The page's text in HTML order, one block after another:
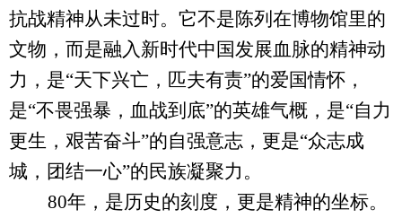
抗战精神从未过时。它不是陈列在博物馆里的
文物，而是融入新时代中国发展血脉的精神动
力，是“天下兴亡，匹夫有责”的爱国情怀，
是“不畏强暴，血战到底”的英雄气概，是“自力
更生，艰苦奋斗”的自强意志，更是“众志成
城，团结一心”的民族凝聚力。
80年，是历史的刻度，更是精神的坐标。